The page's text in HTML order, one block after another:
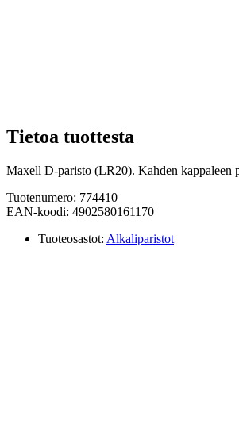
Tietoa tuottesta
Maxell D-paristo (LR20). Kahden kappaleen
Tuotenumero: 774410
EAN-koodi: 4902580161170
Tuoteosastot: Alkaliparistot